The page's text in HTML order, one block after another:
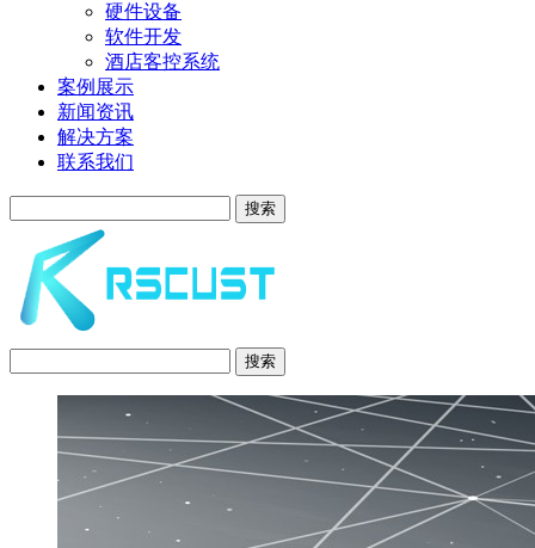
硬件设备
软件开发
酒店客控系统
案例展示
新闻资讯
解决方案
联系我们